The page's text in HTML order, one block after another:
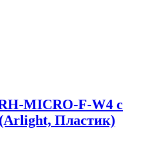
MICRO-F-W4 с
Пластик)